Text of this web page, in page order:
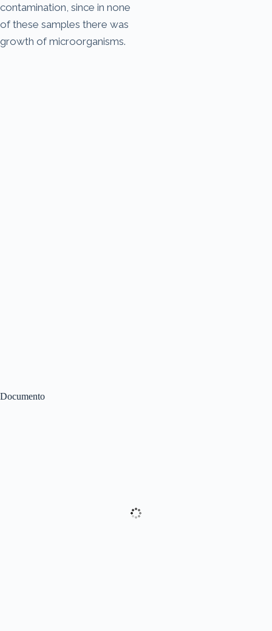
Documento
contamination, since in none
of these samples there was
growth of microorganisms.